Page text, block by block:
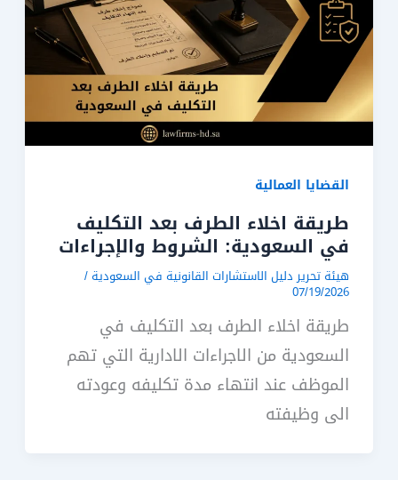
القضايا العمالية
طريقة اخلاء الطرف بعد التكليف
في السعودية: الشروط والإجراءات
هيئة تحرير دليل الاستشارات القانونية في السعودية /
07/19/2026
طريقة اخلاء الطرف بعد التكليف في
السعودية من الاجراءات الادارية التي تهم
الموظف عند انتهاء مدة تكليفه وعودته
الى وظيفته